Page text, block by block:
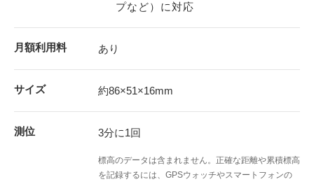
プなど）に対応
月額利用料 あり
サイズ 約86×51×16mm
測位 3分に1回
標高のデータは含まれません。正確な距離や累積標高
を記録するには、GPSウォッチやスマートフォンの